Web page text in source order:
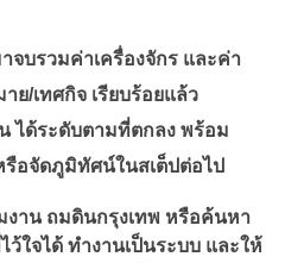
าจบรวมค่าเครื่องจักร และค่า
ย/เทศกิจ เรียบร้อยแล้ว
ได้ระดับตามที่ตกลง พร้อม
อจัดภูมิทัศน์ในสเต็ปต่อไป
าน ถมดินกรุงเทพ หรือค้นหา
ใจได้ ทำงานเป็นระบบ และให้